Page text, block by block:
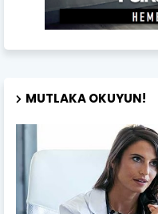
MUTLAKA OKUYUN!